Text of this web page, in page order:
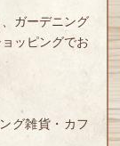
ガーデニング
ッピングでお
グ雑貨・カフ